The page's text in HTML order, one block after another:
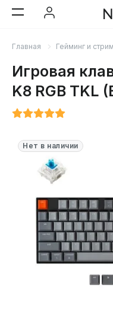
Главная Гейминг и
Игровая
K8 RGB TKL
Нет в наличии